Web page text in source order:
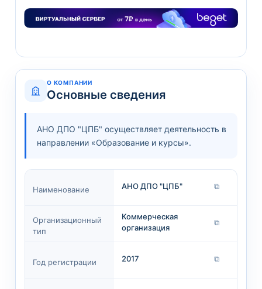
О КОМПАНИИ
Основные сведения
АНО ДПО "ЦПБ" осуществляет деятельность в
направлении «Образование и курсы».
Наименование АНО ДПО "ЦПБ" ⧉
Организационный
тип
Коммерческая
организация
⧉
Год регистрации 2017 ⧉